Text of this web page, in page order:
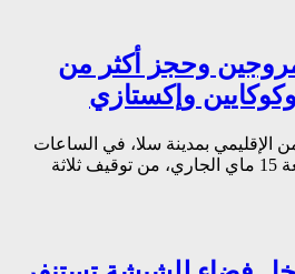
وحجز أكثر من
الإقليمي بمدينة سلا، في الساعات